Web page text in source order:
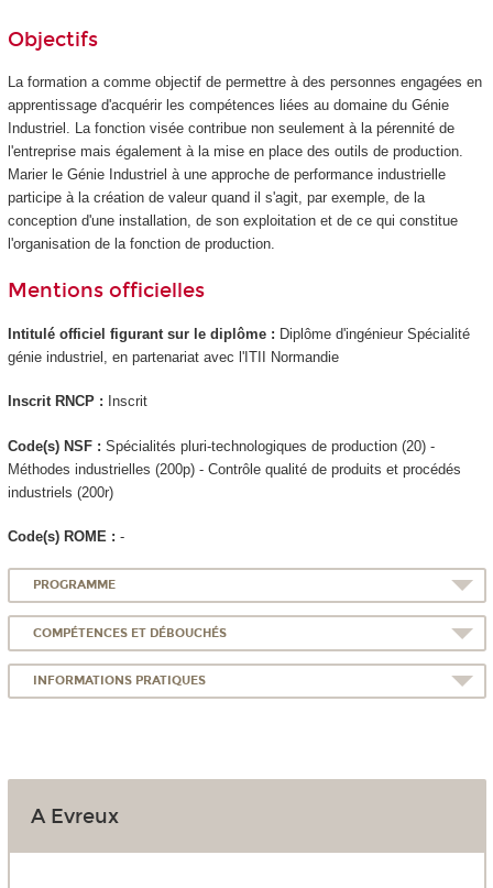
Objectifs
La formation a comme objectif de permettre à des personnes engagées en
apprentissaged'acquérir les compétences liées au domaine du Génie
Industriel. La fonction visée contribue non seulement à la pérennité de
l'entreprise mais également à la mise en place des outils de production.
Marier le Génie Industriel à une approche de performance industrielle
participe à la création de valeur quand il s'agit, par exemple, de la
conception d'une installation, de son exploitation et de ce qui constitue
l'organisation de la fonction de production.
Mentions officielles
Intitulé officiel figurant sur le diplôme : Diplôme d'ingénieur Spécialité
génie industriel, en partenariat avec l'ITII Normandie
Inscrit RNCP: Inscrit
Code(s) NSF : Spécialités pluri-technologiques de production (20) -
Méthodes industrielles (200p) - Contrôle qualité de produits et procédés
industriels (200r)
Code(s) ROME : -
PROGRAMME
COMPÉTENCES ET DÉBOUCHÉS
INFORMATIONS PRATIQUES
A Evreux